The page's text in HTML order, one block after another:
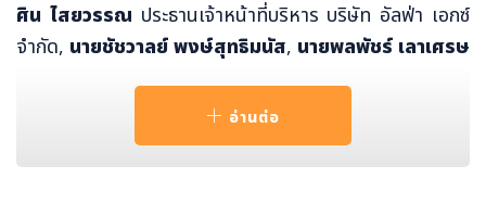
ศิน ไสยวรรณ ประธานเจ้าหน้าที่บริหาร บริษัท อัลฟ่า เอกซ์
จำกัด, นายชัชวาลย์ พงษ์สุทธิมนัส, นายพลพัชร์ เลาเศรษ
a X และ MGC-ASIA ร่วมสัมผัสประสบการณ์การใช้ชีวิตระดับ
Ultra-Luxury ณ Crystal Solana (คริสตัล โซลานา) เมื่อเ
ร็ว ๆ นี้
อ่านต่อ